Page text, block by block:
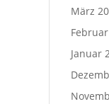
März
Januar